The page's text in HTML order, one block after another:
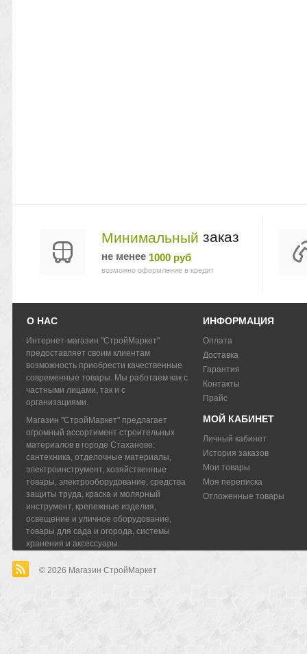
Минимальный заказ
не менее 1000 руб
возможно оформление в кредит
О НАС
Интернет-магазин "СтройМаркет"
предоставляет своим клиентам
возможность приобрести качественные
современные товары. Мы работаем как с
частными лицами, так и с
организациями.
Магазин "СтройМаркет" предлагает
огромный ассортимент строительных
материалов в городе Стаханове:
сантехника, отделочные материалы,
электроинструмент, хозяйственные
товары, электрооборудование, средства
защиты труда, краска и молярный
инструмент, крепежные изделия,
освещение и уличное оборудование,
товары для сада и огорода, системы
хранения и аксессуары.
ИНФОРМАЦИЯ
Оплата
Доставка
Гарантия
Контакты
Прайс
МОЙ КАБИНЕТ
Личный кабинет
История заказов
Мои товары
Моя переписка
Отложенные товары
© 2026 Магазин СтройМаркет